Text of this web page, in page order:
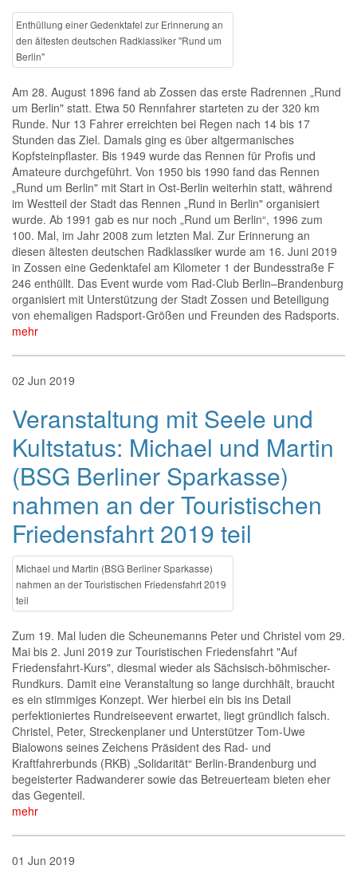
Enthüllung einer Gedenktafel zur Erinnerung an
den ältesten deutschen Radklassiker "Rund um
Berlin"
Am 28. August 1896 fand ab Zossen das erste Radrennen „Rund
um Berlin" statt. Etwa 50 Rennfahrer starteten zu der 320 km
Runde. Nur 13 Fahrer erreichten bei Regen nach 14 bis 17
Stunden das Ziel. Damals ging es über altgermanisches
Kopfsteinpflaster. Bis 1949 wurde das Rennen für Profis und
Amateure durchgeführt. Von 1950 bis 1990 fand das Rennen
„Rund um Berlin" mit Start in Ost-Berlin weiterhin statt, während
im Westteil der Stadt das Rennen „Rund in Berlin" organisiert
wurde. Ab 1991 gab es nur noch „Rund um Berlin“, 1996 zum
100. Mal, im Jahr 2008 zum letzten Mal. Zur Erinnerung an
diesen ältesten deutschen Radklassiker wurde am 16. Juni 2019
in Zossen eine Gedenktafel am Kilometer 1 der Bundesstraße F
246 enthüllt. Das Event wurde vom Rad-Club Berlin–Brandenburg
organisiert mit Unterstützung der Stadt Zossen und Beteiligung
von ehemaligen Radsport-Größen und Freunden des Radsports.
mehr
02 Jun 2019
Veranstaltung mit Seele und
Kultstatus: Michael und Martin
(BSG Berliner Sparkasse)
nahmen an der Touristischen
Friedensfahrt 2019 teil
Michael und Martin (BSG Berliner Sparkasse)
nahmen an der Touristischen Friedensfahrt 2019
teil
Zum 19. Mal luden die Scheunemanns Peter und Christel vom 29.
Mai bis 2. Juni 2019 zur Touristischen Friedensfahrt "Auf
Friedensfahrt-Kurs", diesmal wieder als Sächsisch-böhmischer-
Rundkurs. Damit eine Veranstaltung so lange durchhält, braucht
es ein stimmiges Konzept. Wer hierbei ein bis ins Detail
perfektioniertes Rundreiseevent erwartet, liegt gründlich falsch.
Christel, Peter, Streckenplaner und Unterstützer Tom-Uwe
Bialowons seines Zeichens Präsident des Rad- und
Kraftfahrerbunds (RKB) „Solidarität“ Berlin-Brandenburg und
begeisterter Radwanderer sowie das Betreuerteam bieten eher
das Gegenteil.
mehr
01 Jun 2019